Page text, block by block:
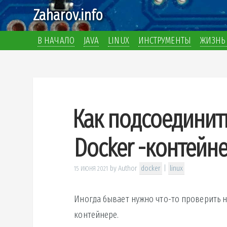
Zaharov.info
В НАЧАЛО JAVA LINUX ИНСТРУМЕНТЫ ЖИЗНЬ
Как
Docker -
15 ИЮНЯ 2021 byAuthor docker linux
Иногда бывает нужно что-то
контейнере.